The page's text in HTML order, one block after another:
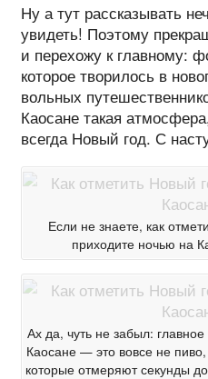
Ну а тут рассказывать
увидеть! Поэтому
и перехожу к главному:
которое творилось в
вольных
Каосане такая
всегда Новый год. С
Если не знаете, как
приходите ночью на
Ах да, чуть не забыл:
Каосане — это вовсе не
которые отмеряют секунды